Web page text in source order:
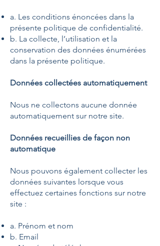
a. Les conditions énoncées dans la
présente politique de confidentialité.
b. La collecte, l’utilisation et la
conservation des données énumérées
dans la présente politique.
Données collectées automatiquement
Nous ne collectons aucune donnée
automatiquement sur notre site.
Données recueillies de façon non
automatique
Nous pouvons également collecter les
données suivantes lorsque vous
effectuez certaines fonctions sur notre
site :
a. Prénom et nom
b. Email